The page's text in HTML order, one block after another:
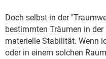
Doch selbst in der
bestimmten Träumen in
materielle Stabilität. Wenn
oder in einem solchen